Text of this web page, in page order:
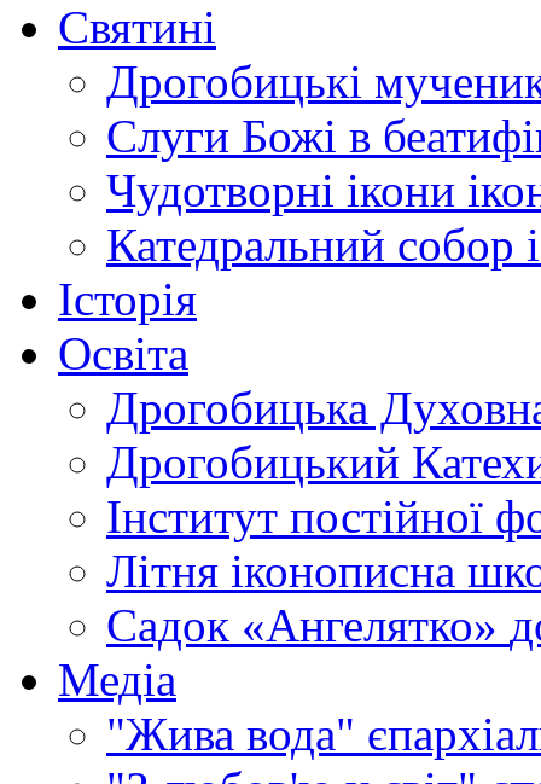
Святині
Дрогобицькі
Слуги Божі в
Чудотворні ікони
Катедральний собор
Історія
Освіта
Дрогобицька
Дрогобицький
Інститут постійної
Літня іконописна
Садок «Ангелятко»
Медіа
"Жива вода"